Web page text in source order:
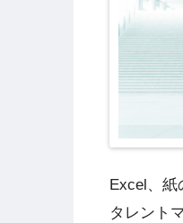
Excel、紙
タレント